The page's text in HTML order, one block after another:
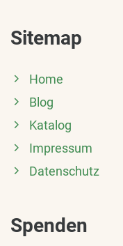
Sitemap
Home
Blog
Katalog
Impressum
Datenschutz
Spenden